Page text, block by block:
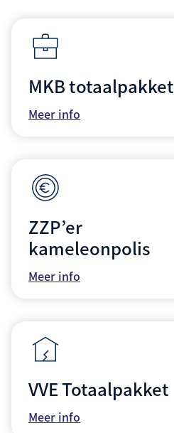
MKB totaalpakket
Meer info
ZZP’er
kameleonpolis
Meer info
VVE Totaalpakket
Meer info